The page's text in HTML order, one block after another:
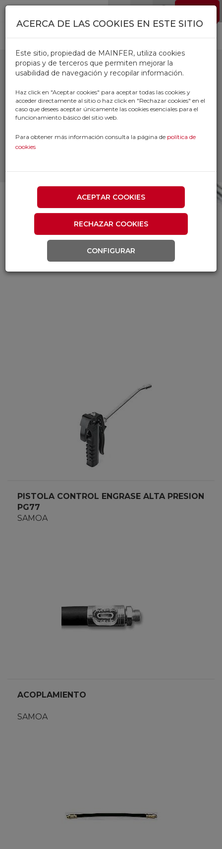
Pasar al contenido principal
ACCESORIOS DE
ENGRASE
SUMINISTRO INDUSTRIAL Y TALLER
PISTOLA CONTROL ENGRASE ALTA PRESION
PG77
SAMOA
ACOPLAMIENTO
SAMOA
ACERCA DE LAS COOKIES EN ESTE SITIO
Este sitio, propiedad de MAINFER, utiliza cookies
propias y de terceros que permiten mejorar la
usabilidad de navegación y recopilar información.
Haz click en "Aceptar cookies" para aceptar todas las cookies y
acceder directamente al sitio o haz click en "Rechazar cookies" en el
caso que desees aceptar únicamente las cookies esenciales para el
funcionamiento básico del sitio web.
Para obtener más información consulta la página de política de
cookies
ACEPTAR COOKIES
RECHAZAR COOKIES
CONFIGURAR